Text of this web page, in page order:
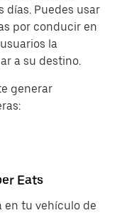
días. Puedes usar
por conducir en
la
a su destino.
generar
Eats
en tu vehículo de